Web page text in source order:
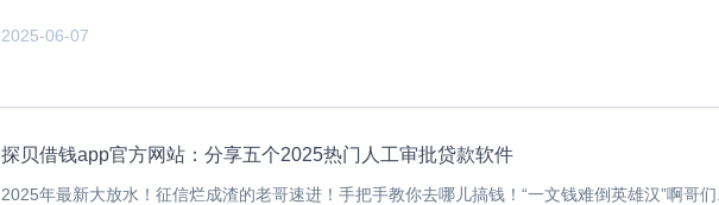
2025-06-07
探贝借钱app官方网站：分享五个2025热门人工审批贷款软件
2025年最新大放水！征信烂成渣的老哥速进！手把手教你去哪儿搞钱！“一文钱难倒英雄汉”啊哥